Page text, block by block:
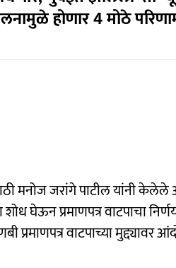
होणार 4 मोठे
मनोज जरांगे पाटील यांनी
शोध घेऊन प्रमाणपत्र वाटपाचा
प्रमाणपत्र वाटपाच्या मुद्द्यावर